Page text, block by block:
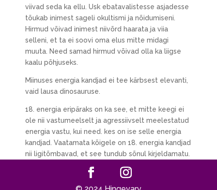
viivad seda ka ellu. Usk ebatavalistesse asjadesse
tõukab inimest sageli okultismi ja nõidumiseni.
Hirmud võivad inimest niivõrd haarata ja viia
selleni, et ta ei soovi oma elus mitte midagi
muuta. Need samad hirmud võivad olla ka liigse
kaalu põhjuseks.
Miinuses energia kandjad ei tee kärbsest elevanti,
vaid lausa dinosauruse.
18. energia eripäraks on ka see, et mitte keegi ei
ole nii vastumeelselt ja agressiivselt meelestatud
energia vastu, kui need. kes on ise selle energia
kandjad. Vaatamata kõigele on 18. energia kandjad
nii ligitõmbavad, et see tundub sõnul kirjeldamatu.